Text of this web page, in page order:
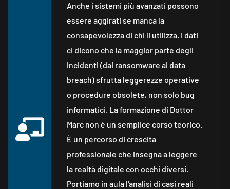
Anche i sistemi più avanzati possono
essere aggirati se manca la
consapevolezza di chi li utilizza. I dati
ci dicono che la maggior parte degli
incidenti (dai ransomware ai data
breach) sfrutta leggerezze operative
o procedure obsolete, non solo bug
informatici. La formazione di Dottor
Marc non è un semplice corso teorico.
È un percorso di crescita
professionale che insegna a leggere
la realtà digitale con occhi diversi.
Portiamo in aula l'analisi di casi reali